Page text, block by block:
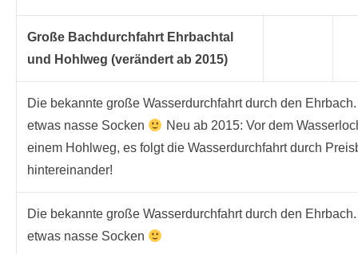
Große Bachdurchfahrt Ehrbachtal
und Hohlweg (verändert ab 2015)
Die bekannte große Wasserdurchfahrt durch den
etwas nasse Socken
Neu ab 2015: Vor dem
einem Hohlweg, es folgt die Wasserdurchfahrt durch
hintereinander!
Die bekannte große Wasserdurchfahrt durch den
etwas nasse Socken